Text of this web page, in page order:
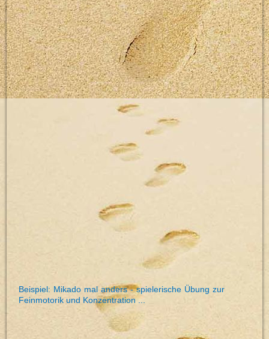
Bewegen und Lernen Tagesaufgabe
Beispiel: Mikado mal anders - spielerische Übung zur
Feinmotorik und Konzentration ...